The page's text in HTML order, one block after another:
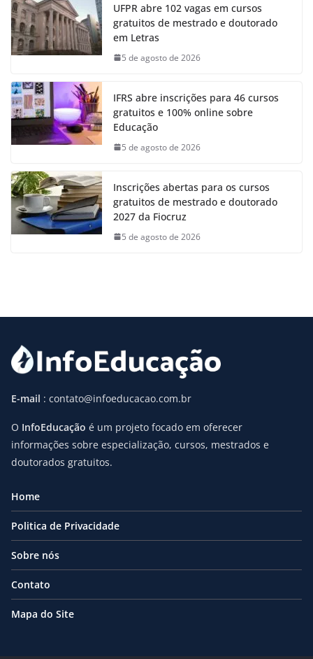
UFPR abre 102 vagas em cursos
gratuitos de mestrado e doutorado
em Letras
5 de agosto de 2026
IFRS abre inscrições para 46 cursos
gratuitos e 100% online sobre
Educação
5 de agosto de 2026
Inscrições abertas para os cursos
gratuitos de mestrado e doutorado
2027 da Fiocruz
5 de agosto de 2026
E-mail : contato@infoeducacao.com.br
O InfoEducação é um projeto focado em oferecer
informações sobre especialização, cursos, mestrados e
doutorados gratuitos.
Home
Politica de Privacidade
Sobre nós
Contato
Mapa do Site